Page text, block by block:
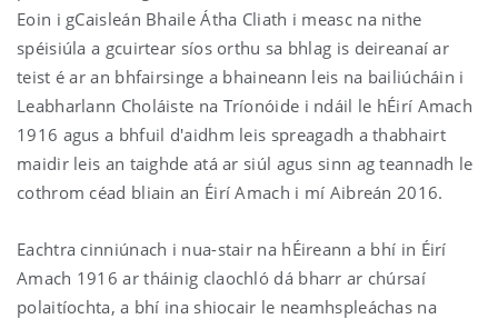
Eoin i gCaisleán Bhaile Átha Cliath i measc na nithe
spéisiúla a gcuirtear síos orthu sa bhlag is deireanaí ar
teist é ar an bhfairsinge a bhaineann leis na bailiúcháin i
Leabharlann Choláiste na Tríonóide i ndáil le hÉirí Amach
1916 agus a bhfuil d'aidhm leis spreagadh a thabhairt
maidir leis an taighde atá ar siúl agus sinn ag teannadh le
cothrom céad bliain an Éirí Amach i mí Aibreán 2016.
Eachtra cinniúnach i nua-stair na hÉireann a bhí in Éirí
Amach 1916 ar tháinig claochló dá bharr ar chúrsaí
polaitíochta, a bhí ina shiocair le neamhspleáchas na